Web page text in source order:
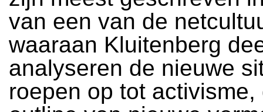
van een van de
waaraan Kluitenberg
analyseren de nieuwe
roepen op tot